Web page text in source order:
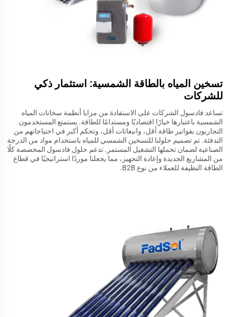
تسخين المياه بالطاقة الشمسية: استثمار ذكي
للشركات
تساعد فادسول الشركات على الاستفادة من مزايا أنظمة سخانات المياه
الشمسية باعتبارها خيارًا اقتصاديًا ومستدامًا للطاقة. يستمتع المستخدمون
التجاريون بفواتير طاقة أقل، وانبعاثات أقل، وتحكم أكبر في احتياجاتهم من
التدفئة. تم تصميم حلولنا للتسخين الشمسي للمياه باستخدام مواد من الدرجة
الصناعية لضمان تحملها التشغيل المستمر. تدعم حلول فادسول المخصصة كلًا
من المشاريع الجديدة وإعادة التجهيز، مما يجعلنا موردًا استراتيجيًا في قطاع
الطاقة النظيفة للعملاء من نوع B2B.